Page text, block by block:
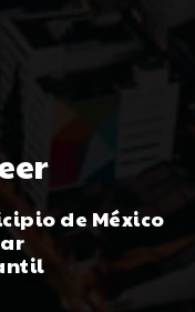
de México